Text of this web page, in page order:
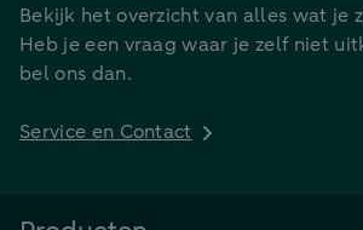
Bekijk het overzicht van alles wat je
Heb je een vraag waar je zelf niet
bel ons dan.
Service en Contact